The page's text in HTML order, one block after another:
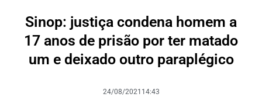
Sinop: justiça condena homem a
17 anos de prisão por ter matado
um e deixado outro paraplégico
24/08/2021 14:43